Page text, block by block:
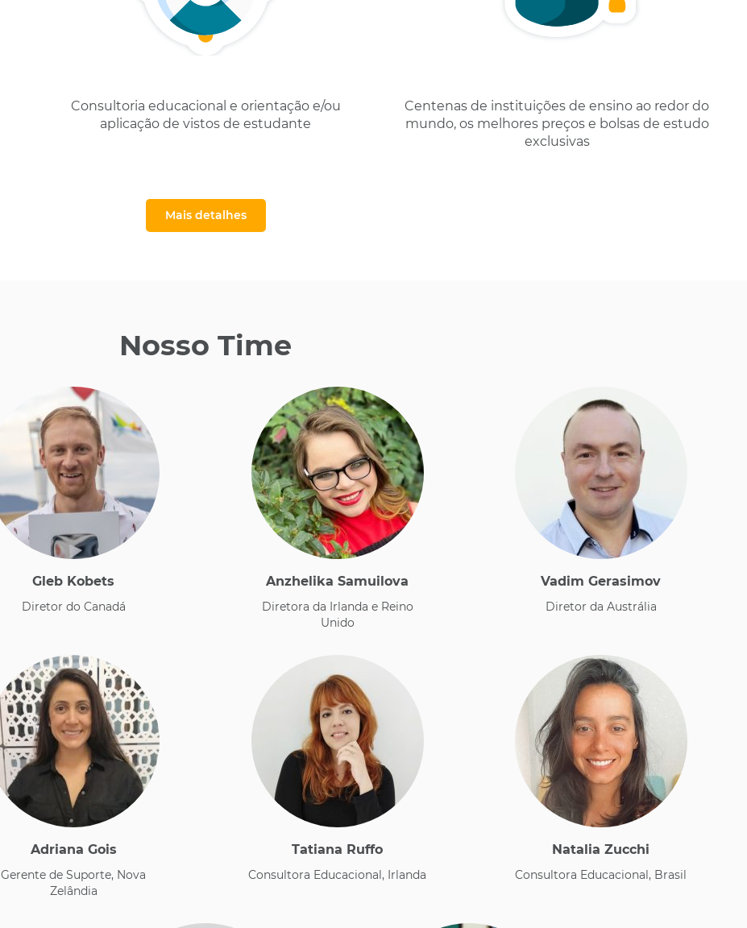
Consultoria educacional e orientação e/ou
aplicação de vistos de estudante
Centenas de instituições de ensino ao redor do
mundo, os melhores preços e bolsas de estudo
exclusivas
Mais detalhes
Nosso Time
Gleb Kobets
​Diretor do Canadá
Anzhelika Samuilova
​Diretora da Irlanda e Reino
Unido
Vadim Gerasimov
​Diretor da Austrália
Adriana Gois
Gerente de Suporte, Nova
Zelândia
Tatiana Ruffo
Consultora Educacional, Irlanda
Natalia Zucchi
Consultora Educacional, Brasil